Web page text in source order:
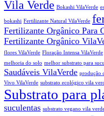
Vila Verde Bokashi VilaVerde
bokashi Fertilizante Natural VilaVerde
Fertilizante Orgânico Para
Fertilizante Orgânico
flores VilaVerde Floração Intensa VilaVerde
melhoria do solo melhor substrato para
Saudáveis VilaVerde produção
Vivo VilaVerde substrato ecológico vila
Substrato para
suculentas substrato vegano vila